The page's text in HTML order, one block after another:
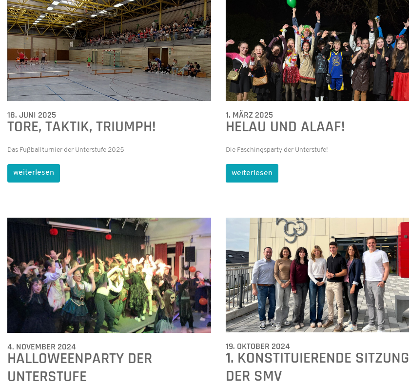
18. JUNI 2025
TORE, TAKTIK, TRIUMPH!
Das Fußballturnier der Unterstufe 2025
weiterlesen
1. MÄRZ 2025
HELAU UND ALAAF!
Die Faschingsparty der Unterstufe!
weiterlesen
4. NOVEMBER 2024
HALLOWEENPARTY DER
UNTERSTUFE
19. OKTOBER 2024
1. KONSTITUIERENDE SITZUNG
DER SMV